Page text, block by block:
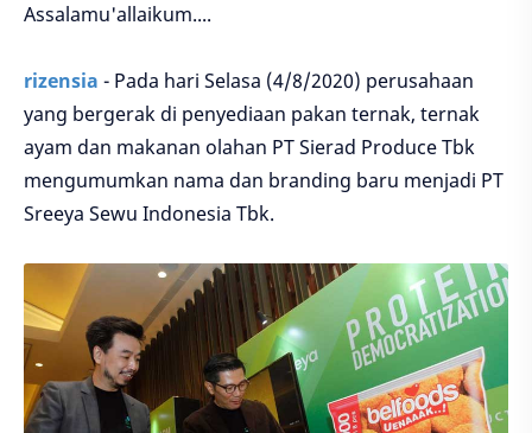
Assalamu'allaikum....
rizensia - Pada hari Selasa (4/8/2020) perusahaan
yang bergerak di penyediaan pakan ternak, ternak
ayam dan makanan olahan PT Sierad Produce Tbk
mengumumkan nama dan branding baru menjadi PT
Sreeya Sewu Indonesia Tbk.